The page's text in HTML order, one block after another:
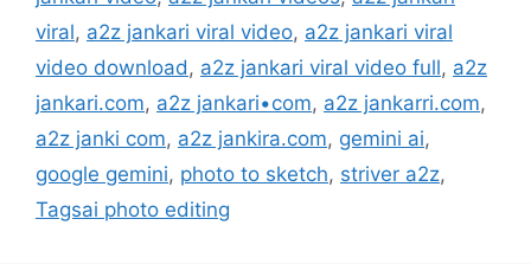
viral, a2z jankari viral video, a2z jankari viral
video download , a2z jankari viral video full, a2z
jankari.com, a2z jankari•com, a2z jankarri.com,
a2z janki com, a2z jankira.com, gemini ai,
google gemini, photo to sketch, striver a2z,
Tagsai photo editing